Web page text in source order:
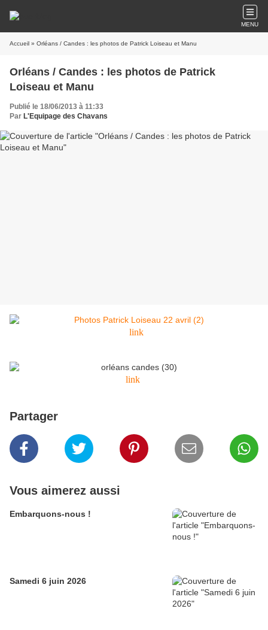
MENU
Accueil » Orléans / Candes : les photos de Patrick Loiseau et Manu
Orléans / Candes : les photos de Patrick
Loiseau et Manu
Publié le 18/06/2013 à 11:33
Par L'Equipage des Chavans
link
link
Partager
Vous aimerez aussi
Embarquons-nous !
Samedi 6 juin 2026